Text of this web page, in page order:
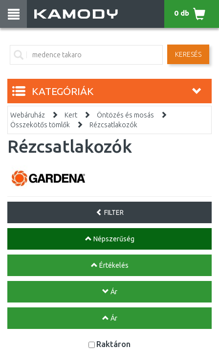
KERESÉS
0 db
KATEGÓRIÁK
Webáruház Kert
Öntözés és mosás
Összekötős tömlők
Rézcsatlakozók
Rézcsatlakozók
FILTER
Népszerűség
Értékelés
Ár
Ár
Raktáron